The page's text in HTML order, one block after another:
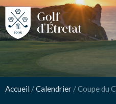
Accueil /Calendrier /Coupe du
CLUB
CLUB HOUSE
INSCRIPTION
Coupe du